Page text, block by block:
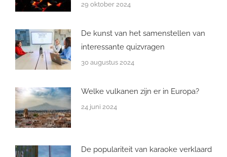
29 oktober 2024
De kunst van het samenstellen van
interessante quizvragen
30 augustus 2024
Welke vulkanen zijn er in Europa?
24 juni 2024
De populariteit van karaoke verklaard